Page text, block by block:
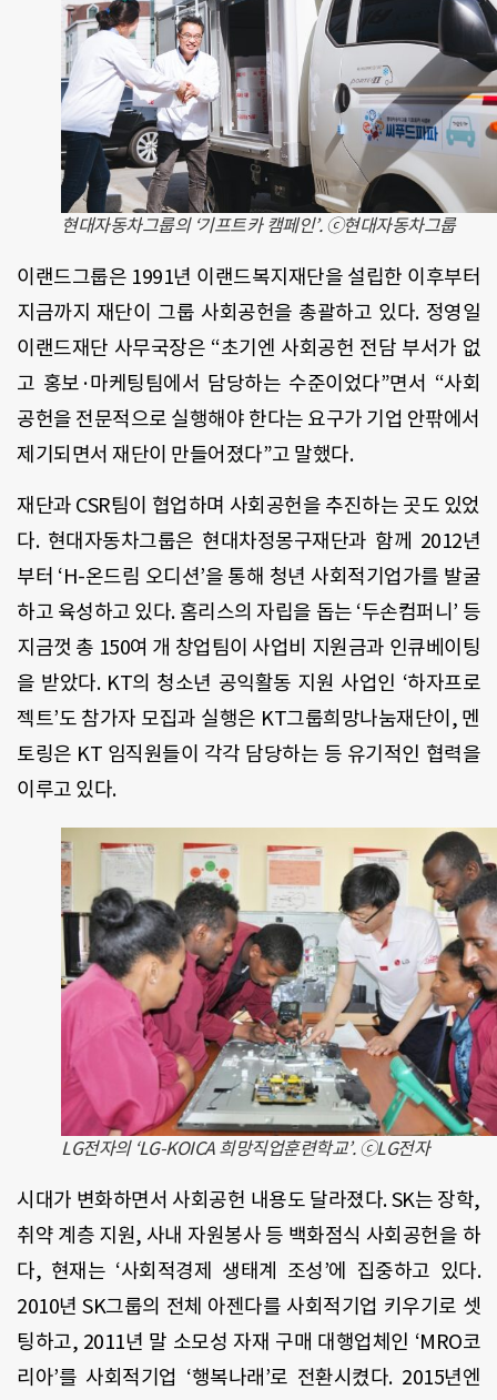
현대자동차그룹의 ‘기프트카 캠페인’. ⓒ현대자동차그룹
이랜드그룹은 1991년 이랜드복지재단을 설립한 이후부터
지금까지 재단이 그룹 사회공헌을 총괄하고 있다. 정영일
이랜드재단 사무국장은 “초기엔 사회공헌 전담 부서가 없
고 홍보·마케팅팀에서 담당하는 수준이었다”면서 “사회
공헌을 전문적으로 실행해야 한다는 요구가 기업 안팎에서
제기되면서 재단이 만들어졌다”고 말했다.
재단과 CSR팀이 협업하며 사회공헌을 추진하는 곳도 있었
다. 현대자동차그룹은 현대차정몽구재단과 함께 2012년
부터 ‘H-온드림 오디션’을 통해 청년 사회적기업가를 발굴
하고 육성하고 있다. 홈리스의 자립을 돕는 ‘두손컴퍼니’ 등
지금껏 총 150여 개 창업팀이 사업비 지원금과 인큐베이팅
을 받았다. KT의 청소년 공익활동 지원 사업인 ‘하자프로
젝트’도 참가자 모집과 실행은 KT그룹희망나눔재단이, 멘
토링은 KT 임직원들이 각각 담당하는 등 유기적인 협력을
이루고 있다.
LG전자의 ‘LG-KOICA 희망직업훈련학교’. ⓒLG전자
시대가 변화하면서 사회공헌 내용도 달라졌다. SK는 장학,
취약 계층 지원, 사내 자원봉사 등 백화점식 사회공헌을 하
다, 현재는 ‘사회적경제 생태계 조성’에 집중하고 있다.
2010년 SK그룹의 전체 아젠다를 사회적기업 키우기로 셋
팅하고, 2011년 말 소모성 자재 구매 대행업체인 ‘MRO코
리아’를 사회적기업 ‘행복나래’로 전환시켰다. 2015년엔